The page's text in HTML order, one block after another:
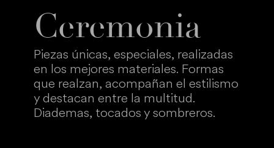
Ceremonia
Piezas únicas, especiales, realizadas
en los mejores materiales. Formas
que realzan, acompañan el estilismo
y destacan entre la multitud.
Diademas, tocados y sombreros.